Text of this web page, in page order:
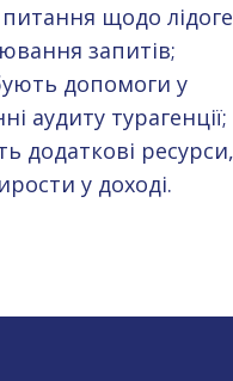
щодо
запитів;
допомоги у
аудиту турагенції;
додаткові
у доході.